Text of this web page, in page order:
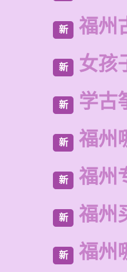
新 福州
新 女孩
新 学古
新 福州
新 福州
新 福州
新 福州